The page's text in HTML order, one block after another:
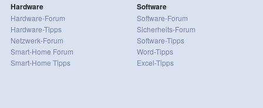
Hardware
Hardware-Forum
Hardware-Tipps
Netzwerk-Forum
Smart-Home Forum
Smart-Home Tipps
Software
Software-Forum
Sicherheits-Forum
Software-Tipps
Word-Tipps
Excel-Tipps